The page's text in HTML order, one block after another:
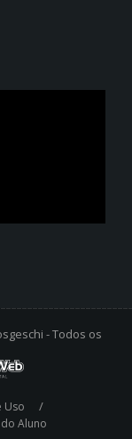
- Todos os
Uso /
Aluno